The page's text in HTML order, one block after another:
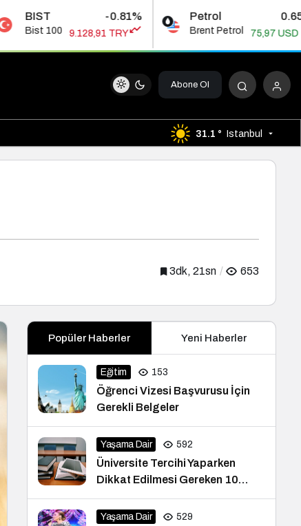
-0.81%
9.128,91 TRY
Petrol 0.65%
Brent Petrol 75,97 USD
Abone Ol
31.1 ° Istanbul
3dk, 21sn 653
Popüler Haberler Yeni Haberler
Eğitim 153
Öğrenci Vizesi Başvurusu İçin
Gerekli Belgeler
Yaşama Dair 592
Üniversite Tercihi Yaparken
Dikkat Edilmesi Gereken 10
İpucu
Yaşama Dair 529